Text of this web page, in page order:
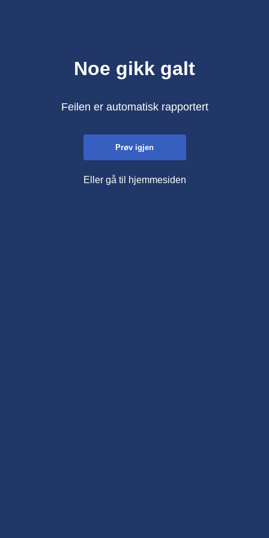
Noe gikk galt
Feilen er automatisk rapportert
Prøv igjen
Eller gå til hjemmesiden